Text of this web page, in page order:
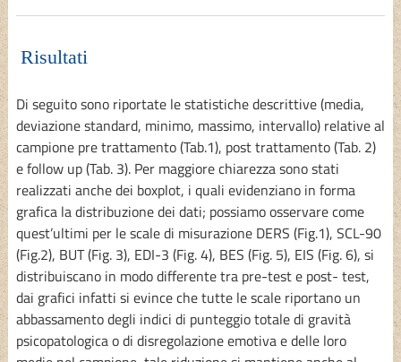
Risultati
Di seguito sono riportate le statistiche descrittive (media,
deviazione standard, minimo, massimo, intervallo) relative al
campione pre trattamento (Tab.1), post trattamento (Tab. 2)
e follow up (Tab. 3). Per maggiore chiarezza sono stati
realizzati anche dei boxplot, i quali evidenziano in forma
grafica la distribuzione dei dati; possiamo osservare come
quest’ultimi per le scale di misurazione DERS (Fig.1), SCL-90
(Fig.2), BUT (Fig. 3), EDI-3 (Fig. 4), BES (Fig. 5), EIS (Fig. 6), si
distribuiscano in modo differente tra pre-test e post- test,
dai grafici infatti si evince che tutte le scale riportano un
abbassamento degli indici di punteggio totale di gravità
psicopatologica o di disregolazione emotiva e delle loro